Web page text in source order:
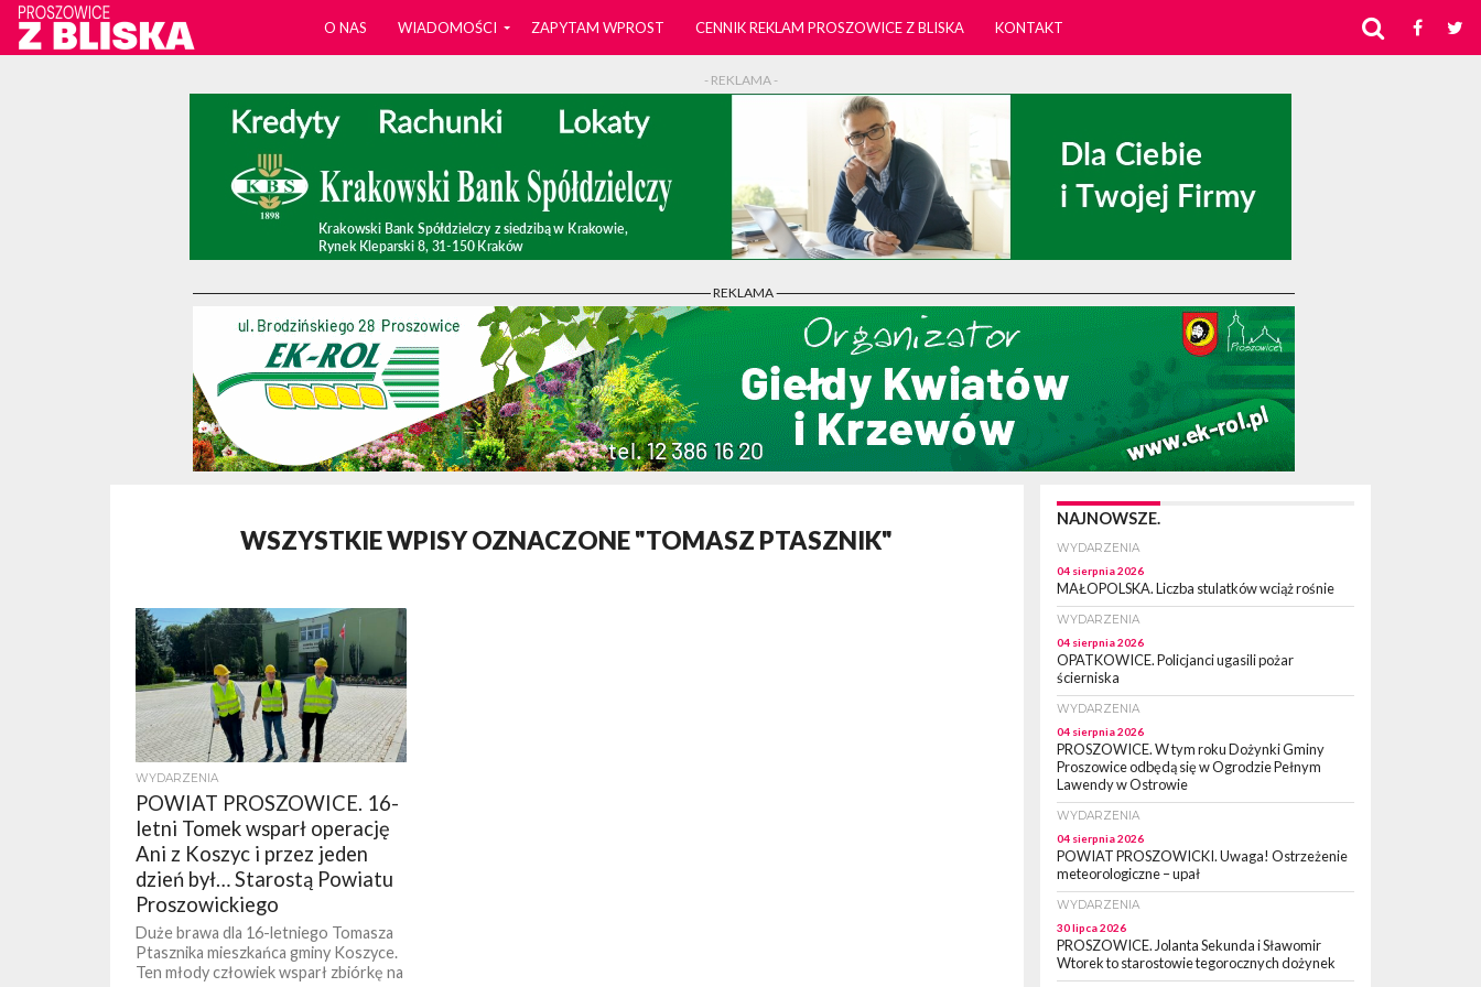
O NAS WIADOMOŚCI ZAPYTAM WPROST CENNIK REKLAM PROSZOWICE Z BLISKA KONTAKT
- REKLAMA -
- REKLAMA -
WSZYSTKIE WPISY OZNACZONE "TOMASZ PTASZNIK"
WYDARZENIA
POWIAT PROSZOWICE. 16-
letni Tomek wsparł operację
Ani z Koszyc i przez jeden
dzień był… Starostą Powiatu
Proszowickiego
Duże brawa dla 16-letniego Tomasza
Ptasznika mieszkańca gminy Koszyce.
Ten młody człowiek wsparł zbiórkę na
NAJNOWSZE.
WYDARZENIA
04 sierpnia 2026
MAŁOPOLSKA. Liczba stulatków wciąż rośnie
WYDARZENIA
04 sierpnia 2026
OPATKOWICE. Policjanci ugasili pożar
ścierniska
WYDARZENIA
04 sierpnia 2026
PROSZOWICE. W tym roku Dożynki Gminy
Proszowice odbędą się w Ogrodzie Pełnym
Lawendy w Ostrowie
WYDARZENIA
04 sierpnia 2026
POWIAT PROSZOWICKI. Uwaga! Ostrzeżenie
meteorologiczne – upał
WYDARZENIA
30 lipca 2026
PROSZOWICE. Jolanta Sekunda i Sławomir
Wtorek to starostowie tegorocznych dożynek